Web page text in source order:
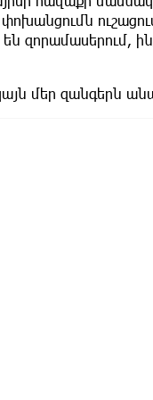
զորամասերում,
մեր զանգերն